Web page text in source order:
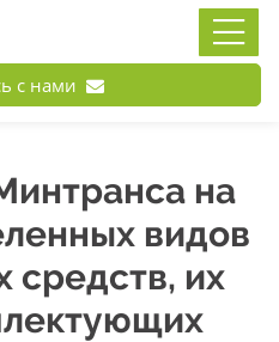
с нами
на
видов
средств, их